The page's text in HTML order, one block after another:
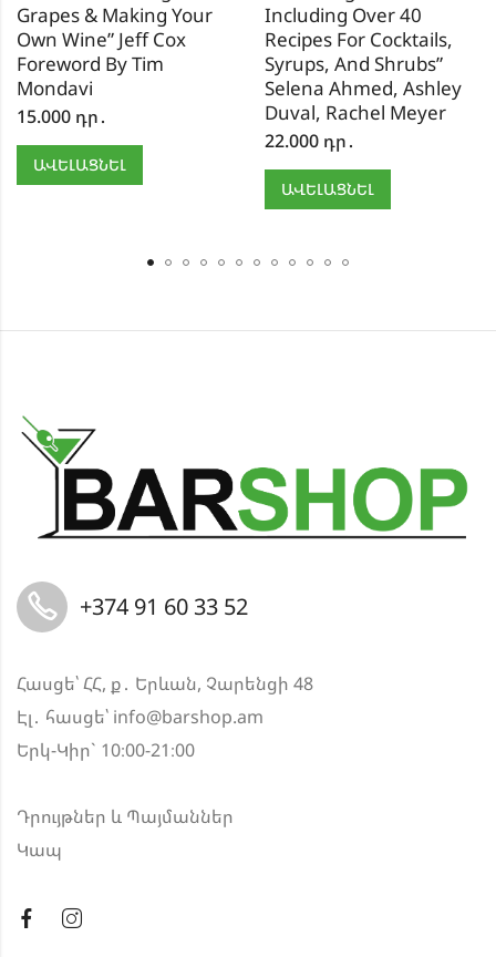
Grapes & Making Your
Own Wine” Jeff Cox
Foreword By Tim
Mondavi
15.000 դր․
ԱՎԵԼԱՑՆԵԼ
Including Over 40
Recipes For Cocktails,
Syrups, And Shrubs”
Selena Ahmed, Ashley
Duval, Rachel Meyer
22.000 դր․
ԱՎԵԼԱՑՆԵԼ
+374 91 60 33 52
Հասցե՝ ՀՀ, ք․ Երևան, Չարենցի 48
Էլ․ հասցե՝ info@barshop.am
Երկ-Կիր` 10։00-21։00
Դրույթներ և Պայմաններ
Կապ